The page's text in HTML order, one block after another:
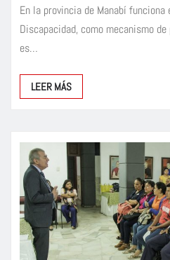
En la provincia de Manabí
Discapacidad, como mecanismo
es…
LEER MÁS